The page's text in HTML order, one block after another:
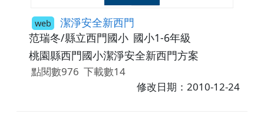
web 潔淨安全新西門
范瑞冬/縣立西門國小 國小1-6年級
桃園縣西門國小潔淨安全新西門方案
點閱數976 下載數14
修改日期：2010-12-24